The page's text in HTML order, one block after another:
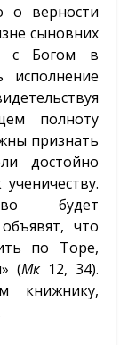
о верности
сыновних
с Богом в
исполнение
полноту
признать
достойно
будет
что
по Торе,
(Мк12, 34).
книжнику,